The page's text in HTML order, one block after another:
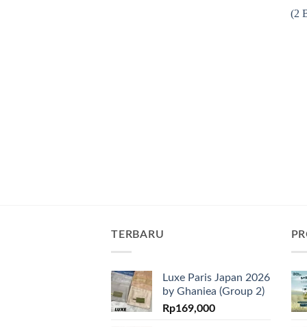
TERBARU
Luxe Paris Japan 2026
by Ghaniea (Group 2)
Rp169,000